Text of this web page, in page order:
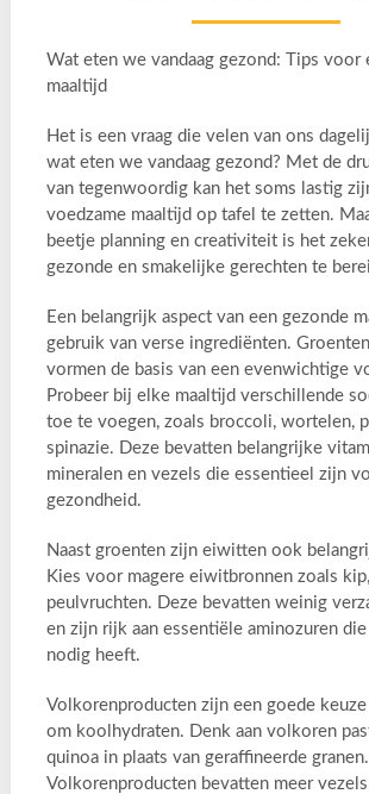
Wat eten we vandaag gezond: Tips voor
maaltijd
Het is een vraag die velen van ons
wat eten we vandaag gezond? Met de
van tegenwoordig kan het soms lastig
voedzame maaltijd op tafel te zetten.
beetje planning en creativiteit is het
gezonde en smakelijke gerechten te
Een belangrijk aspect van een gezonde
gebruik van verse ingrediënten.
vormen de basis van een evenwichtige
Probeer bij elke maaltijd verschillende
toe te voegen, zoals broccoli, wortelen,
spinazie. Deze bevatten belangrijke
mineralen en vezels die essentieel zijn
gezondheid.
Naast groenten zijn eiwitten ook
Kies voor magere eiwitbronnen zoals
peulvruchten. Deze bevatten weinig
en zijn rijk aan essentiële aminozuren
nodig heeft.
Volkorenproducten zijn een goede keuze
om koolhydraten. Denk aan volkoren
quinoa in plaats van geraffineerde granen.
Volkorenproducten bevatten meer